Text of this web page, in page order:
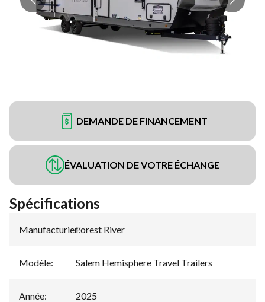
DEMANDE DE FINANCEMENT
ÉVALUATION DE VOTRE ÉCHANGE
Spécifications
Manufacturier:
Forest River
Modèle: Salem Hemisphere Travel Trailers
Année: 2025